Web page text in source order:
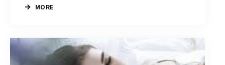
MORE